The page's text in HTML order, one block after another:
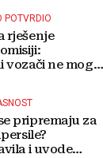
POTVRDIO
rješenje
vozači ne mogu
pripremaju za
i uvode